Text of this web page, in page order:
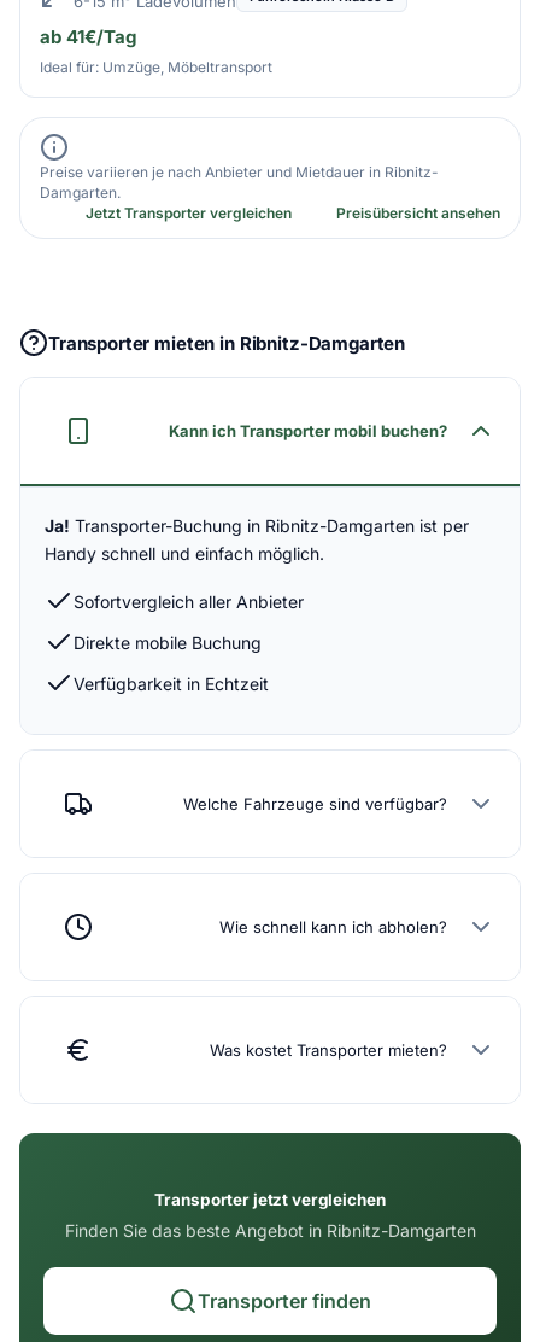
ab 41€/Tag
Ideal für: Umzüge, Möbeltransport
Preise variieren je nach Anbieter und Mietdauer in Ribnitz-
Damgarten.
Jetzt Transporter vergleichen
Preisübersicht ansehen
Transporter mieten in Ribnitz-Damgarten
Kann ich Transporter mobil buchen?
Ja! Transporter-Buchung in Ribnitz-Damgarten ist per
Handy schnell und einfach möglich.
Sofortvergleich aller Anbieter
Direkte mobile Buchung
Verfügbarkeit in Echtzeit
Welche Fahrzeuge sind verfügbar?
Wie schnell kann ich abholen?
Was kostet Transporter mieten?
Transporter jetzt vergleichen
Finden Sie das beste Angebot in Ribnitz-Damgarten
Transporter finden